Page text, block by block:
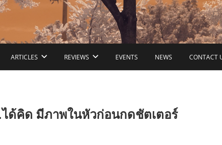
ARTICLES REVIEWS EVENTS NEWS CONTACT
..ได้คิด มีภาพในหัวก่อนกดชัตเตอร์